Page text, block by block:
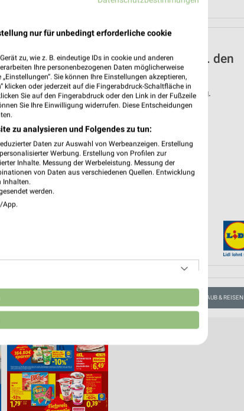
❯
Hammersbach ab Mo. den
03.08.
Gültig von 03. Aug. bis 08. Aug.
Kalendereintrag erstellen
PROSPEKT BLÄTTERN
URLAUB & REISEN
nur für unbedingt erforderliche cookie
zu, wie z. B. eindeutige IDs in cookie und anderen
Ihre personenbezogenen Daten möglicherweise
Sie können Ihre Einstellungen akzeptieren,
klicken oder jederzeit auf die Fingerabdruck-Schaltfläche in
Sie auf den Fingerabdruck oder den Link in der Fußzeile
Sie Ihre Einwilligung widerrufen. Diese Entscheidungen
zu analysieren und Folgendes zu tun:
Daten zur Auswahl von Werbeanzeigen. Erstellung
Werbung. Erstellung von Profilen zur
Inhalte. Messung der Werbeleistung. Messung der
von Daten aus verschiedenen Quellen. Entwicklung
Inhalten.
werden.
App.